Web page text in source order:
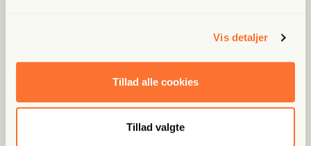
Vis detaljer
Tillad alle cookies
Tillad valgte
Han var strå­mand i rock­er­re­la­
te­ret fak­tura­fa­brik: “Jeg skal...